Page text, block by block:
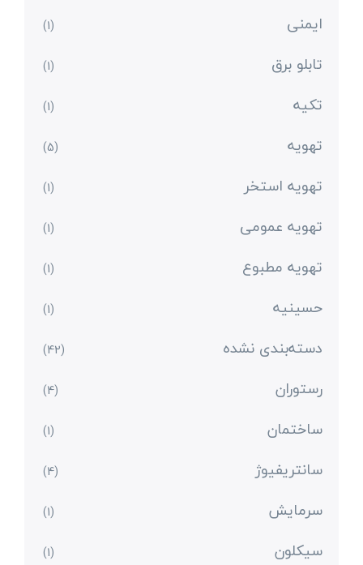
ایمنی (1)
تابلو برق (1)
تکیه (1)
تهویه (5)
تهویه استخر (1)
تهویه عمومی (1)
تهویه مطبوع (1)
حسینیه (1)
دسته‌بندی نشده (42)
رستوران (4)
ساختمان (1)
سانتریفیوژ (4)
سرمایش (1)
سیکلون (1)